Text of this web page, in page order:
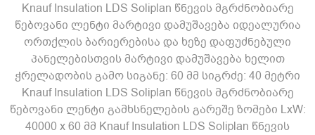
Knauf Insulation LDS Soliplan წნევის მგრძნობიარე
წებოვანი ლენტი მარტივი დამუშავება იდეალურია
ორთქლის ბარიერებისა და ხეზე დაფუძნებული
პანელებისთვის მარტივი დამუშავება ხელით
ჭრელადობის გამო სიგანე: 60 მმ სიგრძე: 40 მეტრი
Knauf Insulation LDS Soliplan წნევის მგრძნობიარე
წებოვანი ლენტი გამხსნელების გარეშე ზომები LxW:
40000 x 60 მმ Knauf Insulation LDS Soliplan წნევის